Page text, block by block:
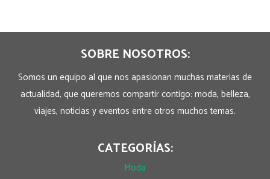
SOBRE NOSOTROS:
Somos un equipo al que nos apasionan muchas materias de
actualidad, que queremos compartir contigo: moda, belleza,
viajes, noticias y eventos entre otros muchos temas.
CATEGORÍAS:
Moda